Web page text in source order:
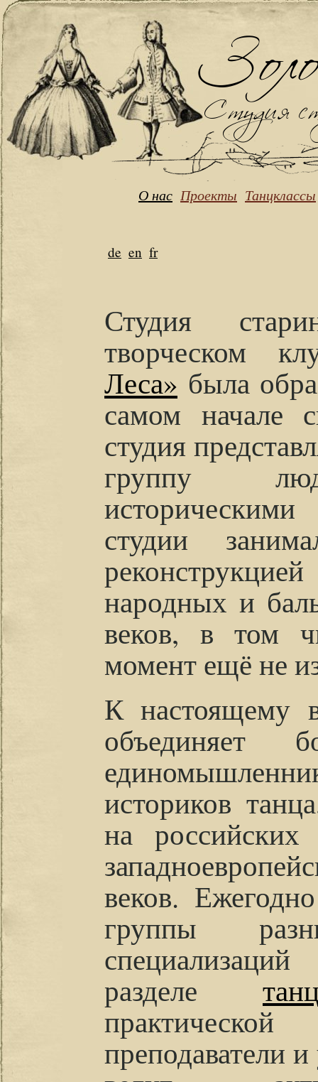
О нас Проекты Танцклассы
de en fr
Студия
творческом
Леса» была
самом начале
студия
группу
студии
народных и
веков, в том
момент ещё не
К настоящему
объединяет
историков
на
веков.
группы
разделе
преподаватели